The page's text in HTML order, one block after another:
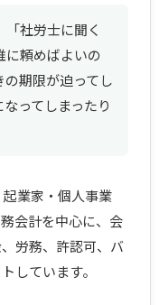
「社労士に聞く
に頼めばよいの
期限が迫ってし
ってしまったり
業家・個人事業
会計を中心に、会
労務、許認可、バ
しています。